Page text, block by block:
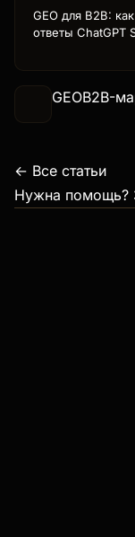
GEO для B2B:
ответы ChatGPT
GEOB2B-
← Все статьи
Нужна помощь?